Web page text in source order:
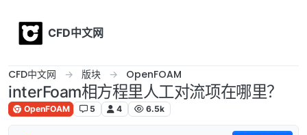
CFD中文网
CFD中文网 版块 OpenFOAM
interFoam相方程里人工对流项在哪里？
OpenFOAM 5 4 6.5k